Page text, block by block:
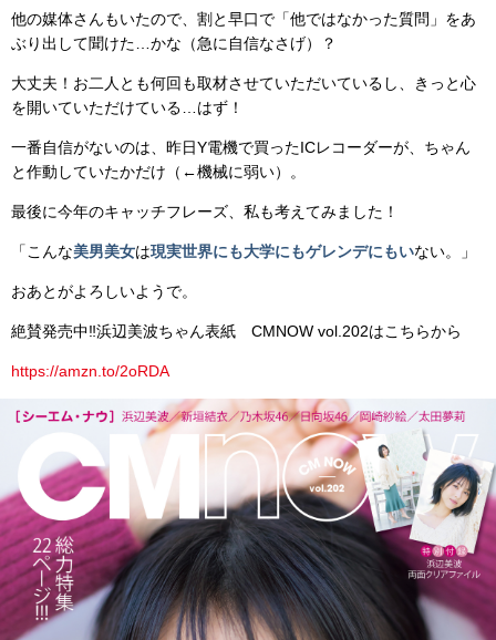
他の媒体さんもいたので、割と早口で「他ではなかった質問」をあ
ぶり出して聞けた…かな（急に自信なさげ）？
大丈夫！お二人とも何回も取材させていただいているし、きっと心
を開いていただけている…はず！
一番自信がないのは、昨日Y電機で買ったICレコーダーが、ちゃん
と作動していたかだけ（←機械に弱い）。
最後に今年のキャッチフレーズ、私も考えてみました！
「こんな美男美女は現実世界にも大学にもゲレンデにもいない。」
おあとがよろしいようで。
絶賛発売中‼浜辺美波ちゃん表紙 CMNOW vol.202はこちらから
https://amzn.to/2oRDA